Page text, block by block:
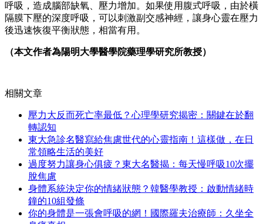
呼吸，造成腦部缺氧、壓力增加。如果使用腹式呼吸，由於橫
隔膜下壓的深度呼吸，可以刺激副交感神經，讓身心靈在壓力
後迅速恢復平衡狀態，相當有用。
（本文作者為陽明大學醫學院藥理學研究所教授）
相關文章
壓力大反而死亡率最低？心理學研究揭密：關鍵在於翻
轉認知
東大急診名醫寫給焦慮世代的心靈指南！這樣做，在日
常領略生活的美好
過度努力讓身心俱疲？東大名醫揭：每天慢呼吸10次擺
脫焦慮
身體系統決定你的情緒狀態？韓醫學教授：啟動情緒時
鐘的10組發條
你的身體是一張會呼吸的網！國際羅夫治療師：久坐全